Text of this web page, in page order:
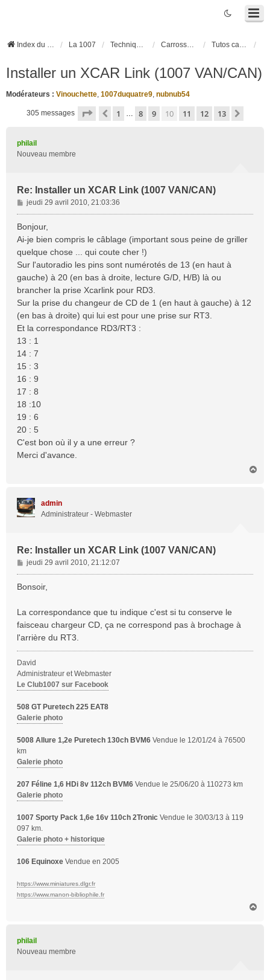
Index du forum La 1007 Techniques et Questions Carrosserie, électronique véhicule et habitacle Tutos carrosserie et électronique
Installer un XCAR Link (1007 VAN/CAN)
Modérateurs : Vinouchette, 1007duquatre9, nubnub54
305 messages Page 10 sur 13
Précédente
1 … 8 9 10 11 12 13
philail
Nouveau membre
Re: Installer un XCAR Link (1007 VAN/CAN)
M
e
s
s
a
g
e
jeudi 29 avril 2010, 21:03:36
Bonjour,
Ai-je bien compris le câblage (important sous peine de griller
quelque chose ... qui coute cher !)
Sur l'autoradio les pins sont numérotés de 13 (en haut à
gauche) à 20 (en bas à droite, lecture G/D, H/B) là ou
brancher la prise Xcarlink pour RD3.
Sur la prise du changeur de CD de 1 (en haut à gauche) à 12
(en bas à droite) qui lui est pour une prise sur RT3.
Et la correspondance RD3/RT3 :
13 : 1
14 : 7
15 : 3
16 : 9
17 : 8
18 :10
19 : 6
20 : 5
C'est bon où il y a une erreur ?
Merci d'avance.
admin
Administrateur - Webmaster
Re: Installer un XCAR Link (1007 VAN/CAN)
M
e
s
g
e
jeudi 29 avril 2010, 21:12:07
Bonsoir,
La correspondance que tu indique c'est si tu conserve le
faisceau chargeur CD, ça ne correspond pas à brochage à
l'arrière du RT3.
David
Administrateur et Webmaster
Le Club1007 sur Facebook
508 GT Puretech 225 EAT8
Galerie photo
5008 Allure 1,2e Puretech 130ch BVM6 Vendue le 12/01/24 à 76500
km
Galerie photo
207 Féline 1,6 HDi 8v 112ch BVM6 Vendue le 25/06/20 à 110273 km
Galerie photo
1007 Sporty Pack 1,6e 16v 110ch 2Tronic Vendue le 30/03/13 à 119
097 km.
Galerie photo + historique
106 Equinoxe Vendue en 2005
https://www.miniatures.dlgr.fr
https://www.manon-bibliophile.fr
philail
Nouveau membre